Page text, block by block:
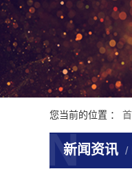
您当前的位置 ：
新闻资讯
N